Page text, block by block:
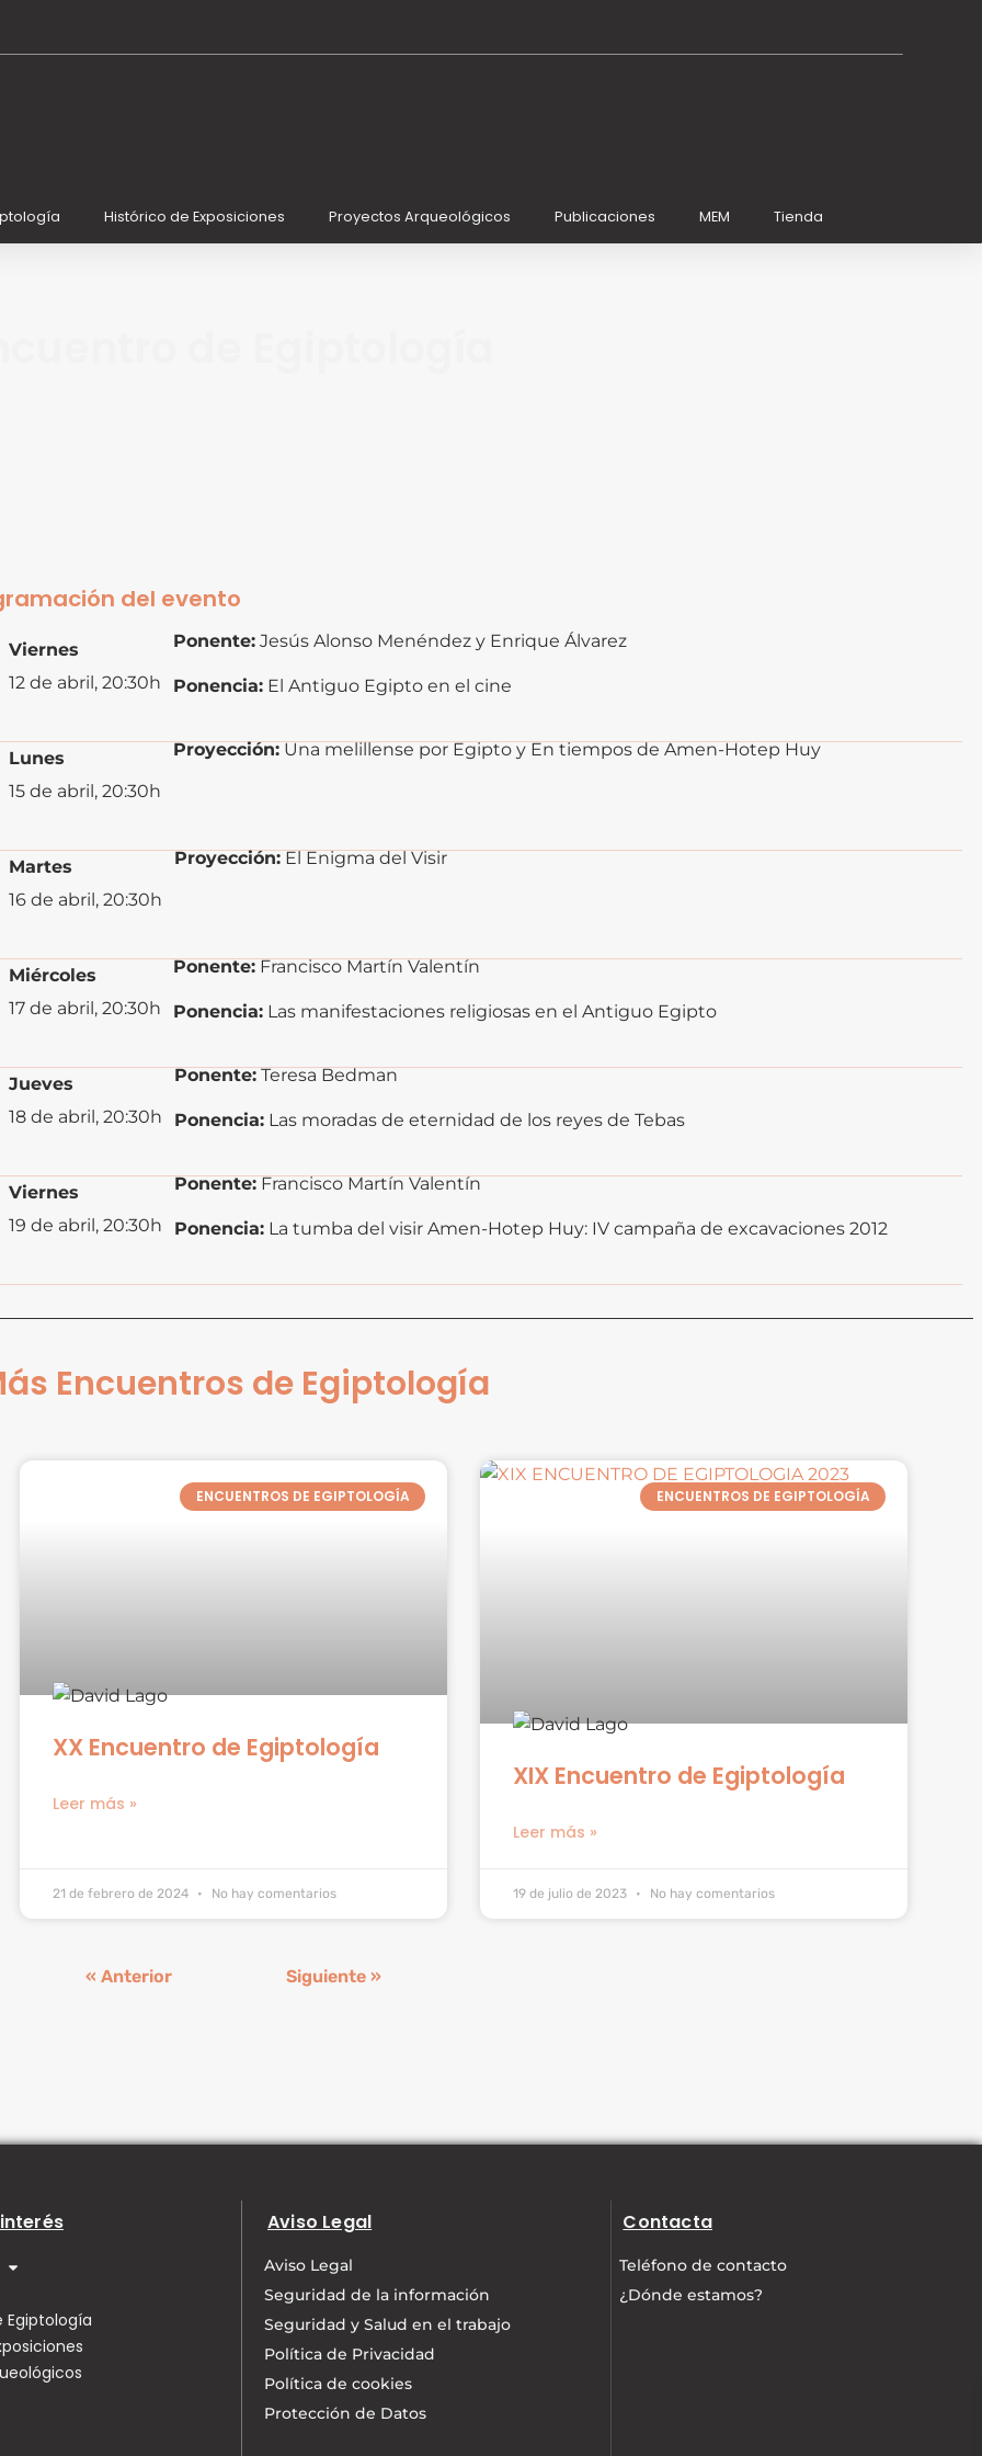
Histórico de Exposiciones Proyectos Arqueológicos Publicaciones MEM Tienda
del evento
Viernes
12 de abril, 20:30h
Ponente: Jesús Alonso Menéndez y Enrique Álvarez
Ponencia: El Antiguo Egipto en el cine
Lunes
15 de abril, 20:30h
Proyección:Una melillense por Egipto y En tiempos de Amen-Hotep Huy
Martes
16 de abril, 20:30h
Proyección:El Enigma del Visir
Miércoles
17 de abril, 20:30h
Ponente:Francisco Martín Valentín
Ponencia: Las manifestaciones religiosas en el Antiguo Egipto
Jueves
18 de abril, 20:30h
Ponente:Teresa Bedman
Ponencia: Las moradas de eternidad de los reyes de Tebas
Viernes
19 de abril, 20:30h
Ponente:Francisco Martín Valentín
Ponencia: La tumba del visir Amen-Hotep Huy: IV campaña de excavaciones 2012
Encuentros de Egiptología
ENCUENTROS DE EGIPTOLOGÍA
XX Encuentro de Egiptología
Leer más »
21 de febrero de 2024 No hay comentarios
ENCUENTROS DE EGIPTOLOGÍA
XIX Encuentro de Egiptología
Leer más »
19 de julio de 2023 No hay comentarios
« Anterior Siguiente »
Egiptología
Aviso Legal
Aviso Legal
Seguridad de la información
Seguridad y Salud en el trabajo
Política de Privacidad
Política de cookies
Protección de Datos
Contacta
Teléfono de contacto
¿Dónde estamos?